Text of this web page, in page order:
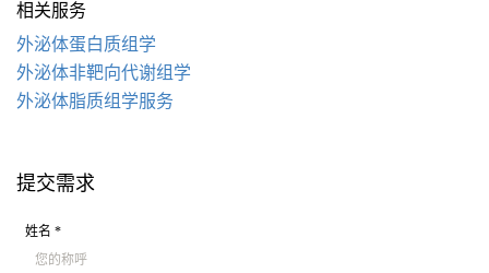
相关服务
外泌体蛋白质组学
外泌体非靶向代谢组学
外泌体脂质组学服务
提交需求
姓名 *